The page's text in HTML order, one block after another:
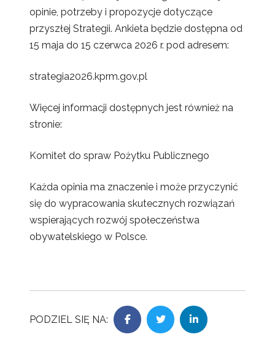
opinie, potrzeby i propozycje dotyczące
przyszłej Strategii. Ankieta będzie dostępna od
15 maja do 15 czerwca 2026 r. pod adresem:
strategia2026.kprm.gov.pl
Więcej informacji dostępnych jest również na
stronie:
Komitet do spraw Pożytku Publicznego
Każda opinia ma znaczenie i może przyczynić
się do wypracowania skutecznych rozwiązań
wspierających rozwój społeczeństwa
obywatelskiego w Polsce.
PODZIEL SIĘ NA: